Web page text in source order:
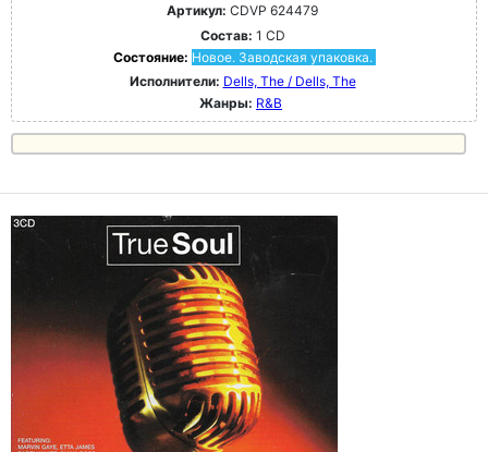
Артикул: CDVP 624479
Состав: 1 CD
Состояние: Новое. Заводская упаковка.
Исполнители: Dells, The / Dells, The
Жанры: R&B